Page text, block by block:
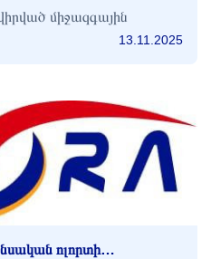
մասնակցելով
միջազգային վեբին...
միջազգային
13.11.2025
ոլորտի